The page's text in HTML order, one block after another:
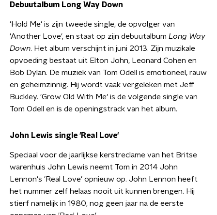
Debuutalbum Long Way Down
'Hold Me' is zijn tweede single, de opvolger van
'Another Love', en staat op zijn debuutalbum Long Way
Down. Het album verschijnt in juni 2013. Zijn muzikale
opvoeding bestaat uit Elton John, Leonard Cohen en
Bob Dylan. De muziek van Tom Odell is emotioneel, rauw
en geheimzinnig. Hij wordt vaak vergeleken met Jeff
Buckley. 'Grow Old With Me' is de volgende single van
Tom Odell en is de openingstrack van het album.
John Lewis single 'Real Love'
Speciaal voor de jaarlijkse kerstreclame van het Britse
warenhuis John Lewis neemt Tom in 2014 John
Lennon's 'Real Love' opnieuw op. John Lennon heeft
het nummer zelf helaas nooit uit kunnen brengen. Hij
stierf namelijk in 1980, nog geen jaar na de eerste